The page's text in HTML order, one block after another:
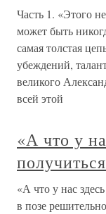
Часть 1. «Этого
может быть
самая толстая
убеждений,
великого
всей этой
«А что у
«А что у нас
в позе